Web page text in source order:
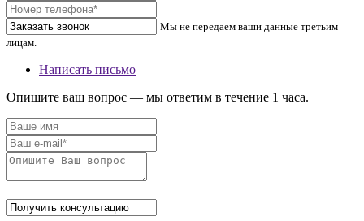
Мы не передаем ваши данные третьим
лицам.
Написать письмо
Опишите ваш вопрос — мы ответим в течение 1 часа.